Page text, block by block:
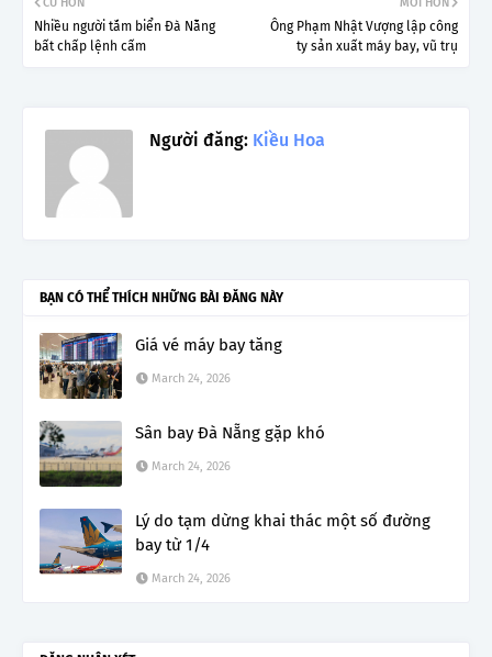
MỚI HƠN
Ông Phạm Nhật Vượng lập công
ty sản xuất máy bay, vũ trụ
CŨ HƠN
Nhiều người tắm biển Đà Nẵng
bất chấp lệnh cấm
Người đăng: Kiều Hoa
BẠN CÓ THỂ THÍCH NHỮNG BÀI ĐĂNG NÀY
Giá vé máy bay tăng
March 24, 2026
Sân bay Đà Nẵng gặp khó
March 24, 2026
Lý do tạm dừng khai thác một số đường
bay từ 1/4
March 24, 2026